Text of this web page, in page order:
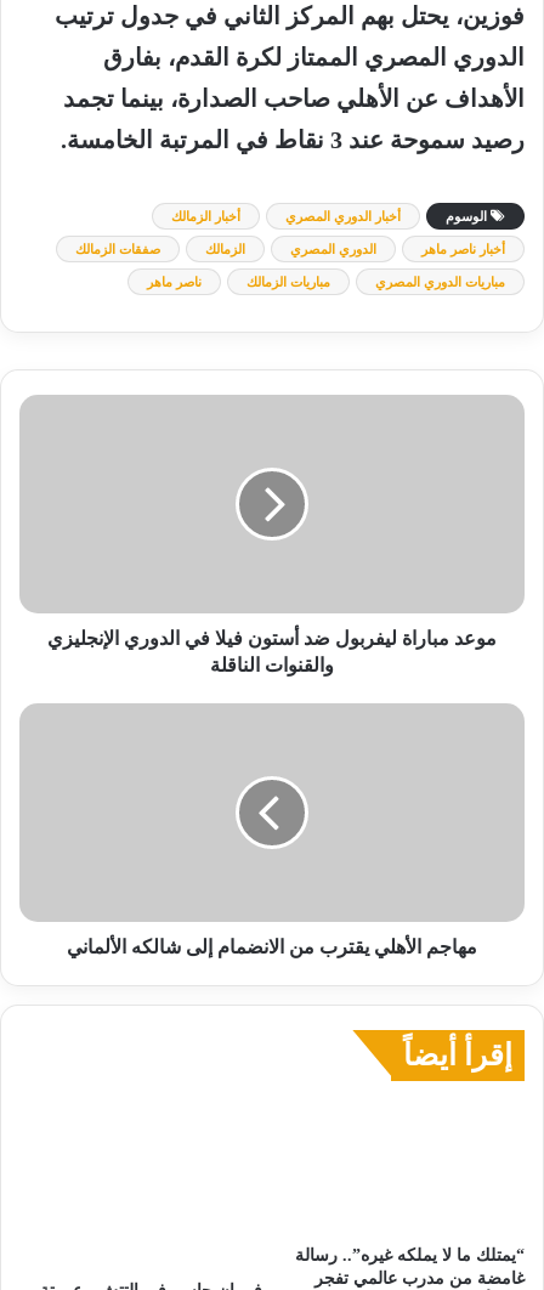
فوزين، يحتل بهم المركز الثاني في جدول ترتيب
الدوري المصري الممتاز لكرة القدم، بفارق
الأهداف عن الأهلي صاحب الصدارة، بينما تجمد
رصيد سموحة عند 3 نقاط في المرتبة الخامسة.
الوسوم أخبار الدوري المصري أخبار الزمالك
أخبار ناصر ماهر الدوري المصري الزمالك صفقات الزمالك
مباريات الدوري المصري مباريات الزمالك ناصر ماهر
موعد
الإنجليزي
والقنوات
موعد مباراة ليفربول ضد أستون فيلا في الدوري الإنجليزي
والقنوات الناقلة
مهاجم
مهاجم الأهلي يقترب من الانضمام إلى شالكه الألماني
إقرأ أيضاً
“يمتلك ما لا يملكه غيره”.. رسالة
غامضة من مدرب عالمي تفجر